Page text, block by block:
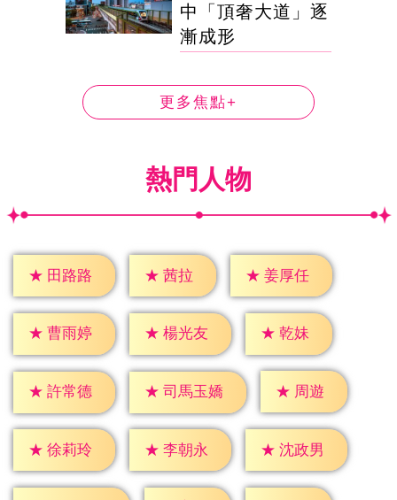
中「頂奢大道」逐
漸成形
更多焦點+
熱門人物
★ 田路路 ★ 茜拉 ★ 姜厚任
★ 曹雨婷 ★ 楊光友 ★ 乾妹
★ 許常德 ★ 司馬玉嬌 ★ 周遊
★ 徐莉玲 ★ 李朝永 ★ 沈政男